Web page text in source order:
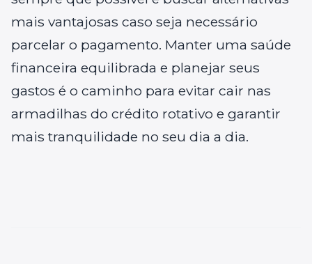
mais vantajosas caso seja necessário
parcelar o pagamento. Manter uma saúde
financeira equilibrada e planejar seus
gastos é o caminho para evitar cair nas
armadilhas do crédito rotativo e garantir
mais tranquilidade no seu dia a dia.